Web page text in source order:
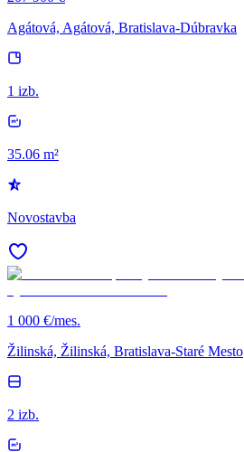
Agátová, Agátová, Bratislava-Dúbravka
1 izb.
35.06 m²
Novostavba
1 000 €/mes.
Žilinská, Žilinská, Bratislava-Staré Mesto
2 izb.